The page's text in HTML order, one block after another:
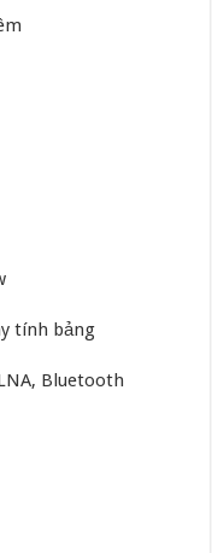
tính bảng
Bluetooth